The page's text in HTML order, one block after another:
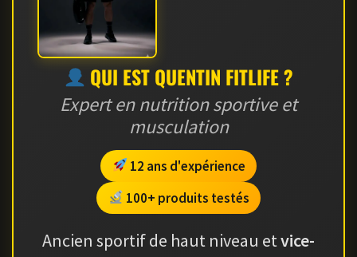
QUI EST QUENTIN FITLIFE ?
Expert en nutrition sportive et
musculation
12 ans d'expérience
100+ produits testés
Ancien sportif de haut niveau etvice-